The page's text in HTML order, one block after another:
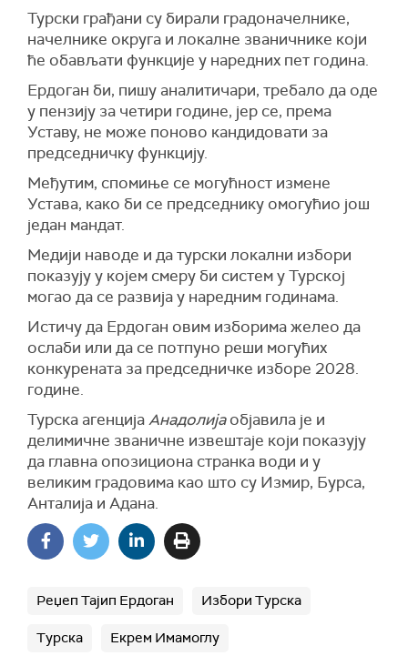
Турски грађани су бирали градоначелнике,
начелнике округа и локалне званичнике који
ће обављати функције у наредних пет година.
Ердоган би, пишу аналитичари, требало да оде
у пензију за четири године, јер се, према
Уставу, не може поново кандидовати за
председничку функцију.
Међутим, спомиње се могућност измене
Устава, како би се председнику омогућио још
један мандат.
Медији наводе и да турски локални избори
показују у којем смеру би систем у Турској
могао да се развија у наредним годинама.
Истичу да Ердоган овим изборима желео да
ослаби или да се потпуно реши могућих
конкурената за председничке изборе 2028.
године.
Турска агенцијаАнадолијаобјавила је и
делимичне званичне извештаје који показују
да главна опозициона странка води и у
великим градовима као што су Измир, Бурса,
Анталија и Адана.
Реџеп Тајип Ердоган Избори Турска
Турска Екрем Имамоглу